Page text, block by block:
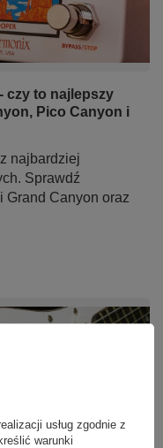
czy to najlepszy
Pico Canyon i
najbardziej
Sprawdź
Grand Canyon oraz
usług zgodnie z
warunki